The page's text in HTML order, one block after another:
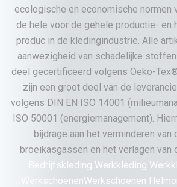
ecologische en economische normen
de hele voor de gehele productie- en
produc in de kledingindustrie. Alle
aanwezigheid van schadelijke
deel gecertificeerd volgens Oeko-
zijn een groot deel van de
volgens DIN EN ISO 14001
ISO 50001 (energiemanagement).
bijdrage aan het verminderen van
broeikasgassen en het verlagen van
Bedrijfskleding Werkkleding
WerkschoenenWerkschoenen